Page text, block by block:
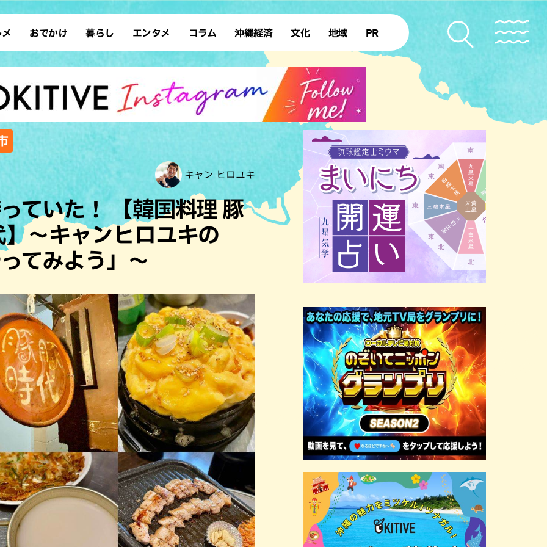
ン 沖縄そば
ウト カフェ
和食・日本料理
理 アジア・エスニック
イタリアン
フレンチ
・焼肉 焼鳥・串料理
肉料理 居酒屋・バー
イキング スイーツ
ガー タコス・タコライス
おでかけ
デート ドライブ
散歩 ソロ活
レジャー アート
ショッピング ホテル
サウナ 公園
沖縄の海
暮らし
レシピ SDGs
ファッション ローカルニュース
沖縄移住 沖縄旧暦行事
エンタメ
スポーツ 占い
タレント・芸人 テレビ
コラム 沖縄経済 文化
復帰50年
地域
本島北部
本島南部 先島諸島
北部離島
PR
キャン ヒロユキ
ていた！ 【韓国料理 豚
〜キャンヒロユキの
てみよう」〜